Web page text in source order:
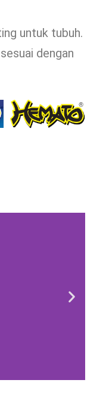
untuk tubuh.
dengan